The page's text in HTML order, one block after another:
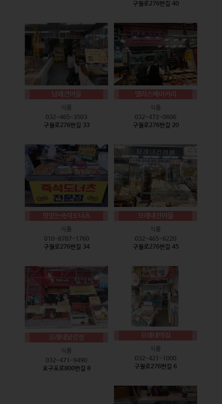
구월로276번길 40
남해건어물
식품
032-465-3503
구월로276번길 33
델리스베이커리
식품
032-472-0606
구월로276번길 20
맛있는즉석도너츠
식품
010-8787-1760
구월로276번길 34
모래내건어물
식품
032-465-6220
구월로276번길 45
모래내닭강정
식품
032-471-9490
호구포로800번길 8
모래내떡집
식품
032-421-1000
구월로276번길 6